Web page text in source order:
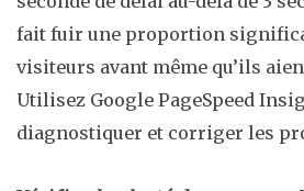
fait fuir une proportion
visiteurs avant même qu’ils
Utilisez Google PageSpeed
diagnostiquer et corriger les